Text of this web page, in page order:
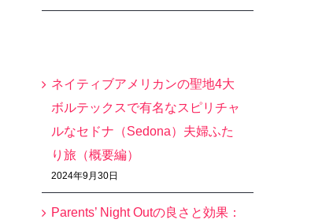
ネイティブアメリカンの聖地4大
ボルテックスで有名なスピリチャ
ルなセドナ（Sedona）夫婦ふた
り旅（概要編）
2024年9月30日
Parents’ Night Outの良さと効果：